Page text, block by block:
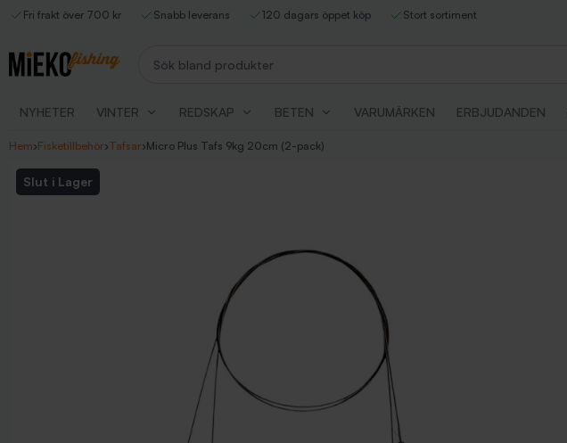
Fri frakt över 700 kr Snabb leverans 120 dagars öppet köp Stort sortiment
NYHETER VINTER REDSKAP BETEN VARUMÄRKEN ERBJUDANDEN
Hem›Fisketillbehör›Tafsar›Micro Plus Tafs 9kg 20cm (2-pack)
Slut i Lager